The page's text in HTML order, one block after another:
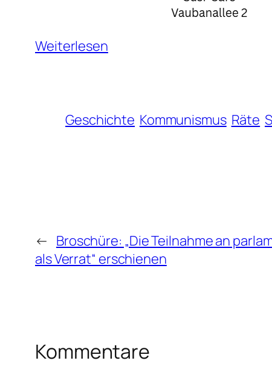
Weiterlesen
Geschichte Kommunismus Räte
← Broschüre: „Die Teilnahme an
als Verrat“ erschienen
Kommentare